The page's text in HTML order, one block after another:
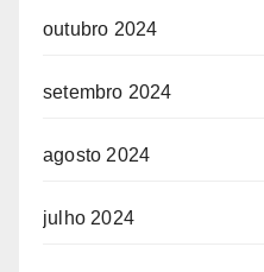
outubro 2024
setembro 2024
agosto 2024
julho 2024